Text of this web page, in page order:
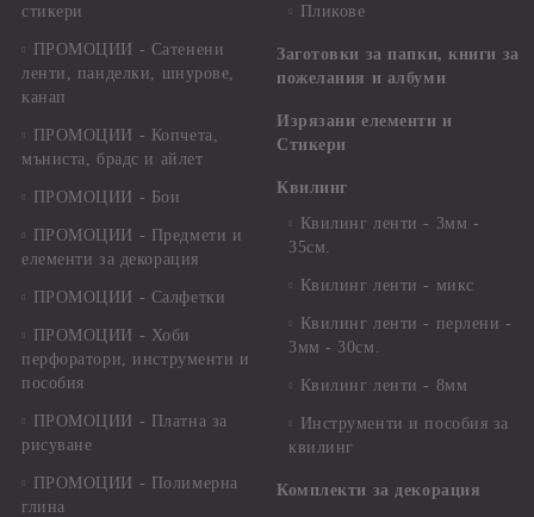
стикери
ПРОМОЦИИ - Сатенени
ленти, панделки, шнурове,
канап
ПРОМОЦИИ - Копчета,
мъниста, брадс и айлет
ПРОМОЦИИ - Бои
ПРОМОЦИИ - Предмети и
елементи за декорация
ПРОМОЦИИ - Салфетки
ПРОМОЦИИ - Хоби
перфоратори, инструменти и
пособия
ПРОМОЦИИ - Платна за
рисуване
ПРОМОЦИИ - Полимерна
глина
Пликове
Заготовки за папки, книги за
пожелания и албуми
Изрязани елементи и
Стикери
Квилинг
Квилинг ленти - 3мм -
35см.
Квилинг ленти - микс
Квилинг ленти - перлени -
3мм - 30см.
Квилинг ленти - 8мм
Инструменти и пособия за
квилинг
Комплекти за декорация